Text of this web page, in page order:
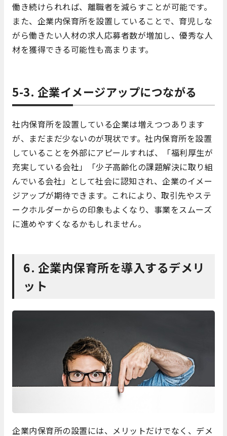
働き続けられれば、離職者を減らすことが可能です。
また、企業内保育所を設置していることで、育児しな
がら働きたい人材の求人応募者数が増加し、優秀な人
材を獲得できる可能性も高まります。
5-3. 企業イメージアップにつながる
社内保育所を設置している企業は増えつつあります
が、まだまだ少ないのが現状です。社内保育所を設置
していることを外部にアピールすれば、「福利厚生が
充実している会社」「少子高齢化の課題解決に取り組
んでいる会社」として社会に認知され、企業のイメー
ジアップが期待できます。これにより、取引先やステ
ークホルダーからの印象もよくなり、事業をスムーズ
に進めやすくなるかもしれません。
6. 企業内保育所を導入するデメリ
ット
企業内保育所の設置には、メリットだけでなく、デメ